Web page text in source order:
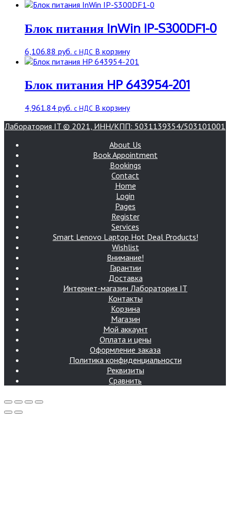
Блок питания InWin IP-S300DF1-0
6,106.88 руб. с НДС В корзину
Блок питания HP 643954-201
4,961.84 руб. с НДС В корзину
Лаборатория IT © 2021, ИНН/КПП: 5031139354/503101001
About Us
Book Appointment
Bookings
Contact
Home
Login
Pages
Register
Services
Smart Lenovo Laptop Hot Deal Products!
Wishlist
Внимание!
Гарантии
Доставка
Интернет-магазин Лаборатория IT
Контакты
Корзина
Магазин
Мой аккаунт
Оплата и цены
Оформление заказа
Политика конфиденциальности
Реквизиты
Сравнить